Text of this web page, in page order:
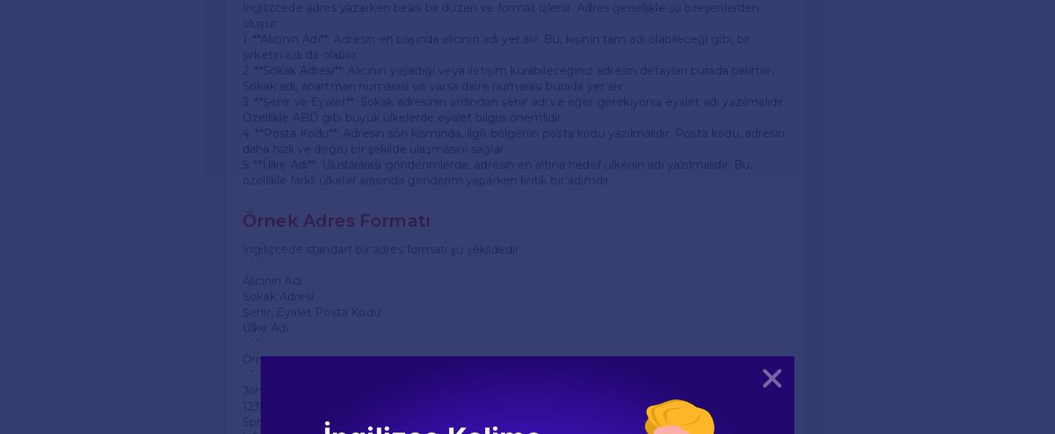
İngilizcede adres yazarken belirli bir düzen ve format izlenir. Adres genellikle şu bileşenlerden
oluşur:
1. **Alıcının Adı**: Adresin en başında alıcının adı yer alır. Bu, kişinin tam adı olabileceği gibi, bir
şirketin adı da olabilir.
2. **Sokak Adresi**: Alıcının yaşadığı veya iletişim kurabileceğiniz adresin detayları burada belirtilir.
Sokak adı, apartman numarası ve varsa daire numarası burada yer alır.
3. **Şehir ve Eyalet**: Sokak adresinin ardından şehir adı ve eğer gerekiyorsa eyalet adı yazılmalıdır.
Özellikle ABD gibi büyük ülkelerde eyalet bilgisi önemlidir.
4. **Posta Kodu**: Adresin son kısmında, ilgili bölgenin posta kodu yazılmalıdır. Posta kodu, adresin
daha hızlı ve doğru bir şekilde ulaşmasını sağlar.
5. **Ülke Adı**: Uluslararası gönderimlerde, adresin en altına hedef ülkenin adı yazılmalıdır. Bu,
özellikle farklı ülkeler arasında gönderim yaparken kritik bir adımdır.
Örnek Adres Formatı
İngilizcede standart bir adres formatı şu şekildedir:
Alıcının Adı
Sokak Adresi
Şehir, Eyalet Posta Kodu
Ülke Adı
Örneğin:
John Doe
123 Main St
Springfield, IL 62701
Kapat